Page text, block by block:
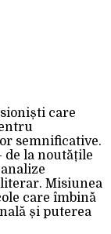
care
semnificative.
de la noutățile
Misiunea
care îmbină
și puterea